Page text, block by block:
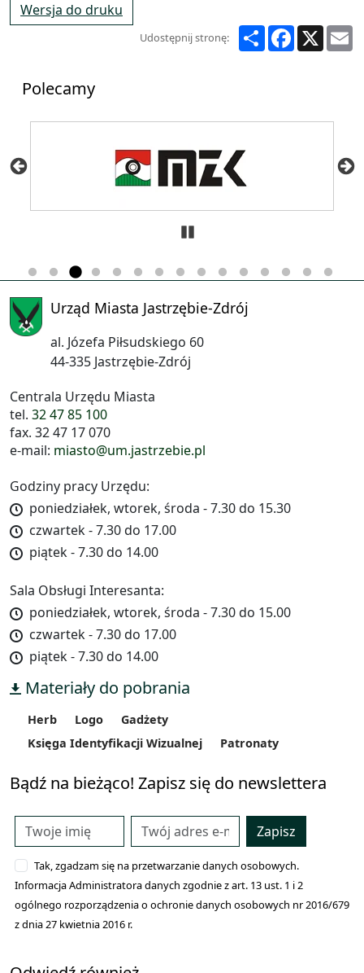
Wersja do druku
Udostępnij stronę: ShareFacebook
X
Polecamy
Zatrzymaj
Urząd Miasta Jastrzębie-Zdrój
al. Józefa Piłsudskiego 60
44-335 Jastrzębie-Zdrój
Centrala Urzędu Miasta
tel. 32 47 85 100
fax. 32 47 17 070
e-mail: miasto@um.jastrzebie.pl
Godziny pracy Urzędu:
poniedziałek, wtorek, środa - 7.30 do 15.30
czwartek - 7.30 do 17.00
piątek - 7.30 do 14.00
Sala Obsługi Interesanta:
poniedziałek, wtorek, środa - 7.30 do 15.00
czwartek - 7.30 do 17.00
piątek - 7.30 do 14.00
Materiały do pobrania
Herb Logo
Gadżety
Księga Identyfikacji Wizualnej
Patronaty
Bądź na bieżąco! Zapisz się do newslettera
Zapisz
Tak, zgadzam się na przetwarzanie danych osobowych.
Informacja Administratora danych zgodnie z art. 13 ust. 1 i 2
ogólnego rozporządzenia o ochronie danych osobowych nr 2016/679
z dnia 27 kwietnia 2016 r.